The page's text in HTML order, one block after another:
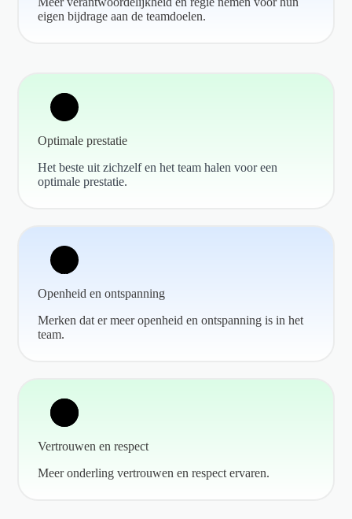
eigen bijdrage aan de teamdoelen.
Optimale prestatie
Het beste uit zichzelf en het team halen voor een
optimale prestatie.
Openheid en ontspanning
Merken dat er meer openheid en ontspanning is in het
team.
Vertrouwen en respect
Meer onderling vertrouwen en respect ervaren.